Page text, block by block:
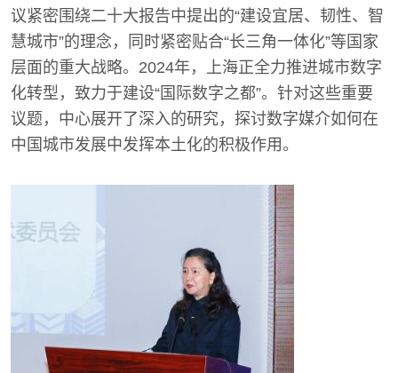
议紧密围绕二十大报告中提出的“建设宜居、韧性、智
慧城市”的理念，同时紧密贴合“长三角一体化”等国家
层面的重大战略。2024年，上海正全力推进城市数字
化转型，致力于建设“国际数字之都”。针对这些重要
议题，中心展开了深入的研究，探讨数字媒介如何在
中国城市发展中发挥本土化的积极作用。